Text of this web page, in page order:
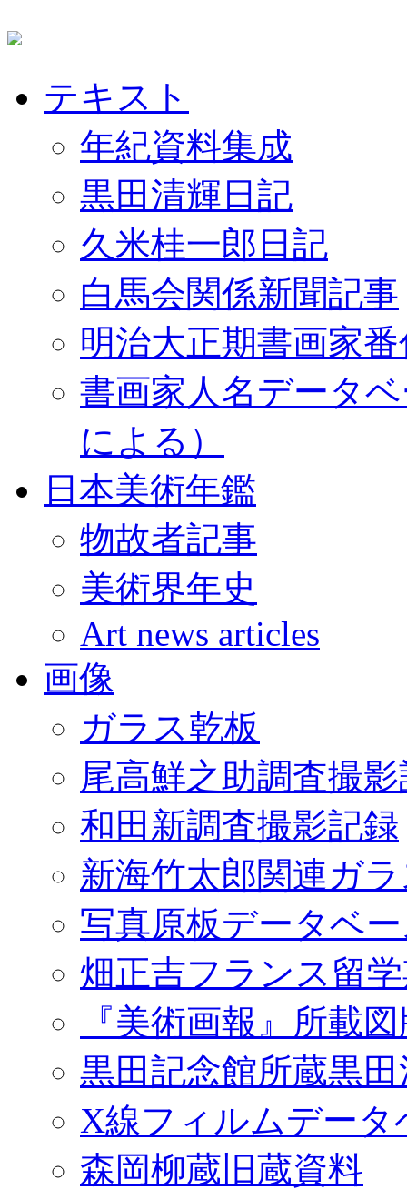
テキスト
年紀資料集成
黒田清輝日記
久米桂一郎日記
白馬会関係新聞記事
明治大正期書画家
書画家人名データ
による）
日本美術年鑑
物故者記事
美術界年史
Art news articles
画像
ガラス乾板
尾高鮮之助調査撮
和田新調査撮影記録
新海竹太郎関連ガ
写真原板データベ
畑正吉フランス留
『美術画報』所載
黒田記念館所蔵黒
X線フィルムデータ
森岡柳蔵旧蔵資料